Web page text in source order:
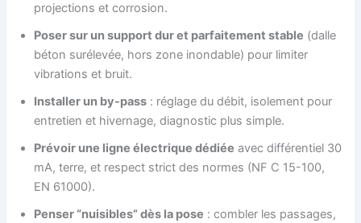
projections et corrosion.
Poser sur un support dur et parfaitement stable (dalle
béton surélevée, hors zone inondable) pour limiter
vibrations et bruit.
Installer un by-pass : réglage du débit, isolement pour
entretien et hivernage, diagnostic plus simple.
Prévoir une ligne électrique dédiée avec différentiel 30
mA, terre, et respect strict des normes (NF C 15-100,
EN 61000).
Penser “nuisibles” dès la pose : combler les passages,